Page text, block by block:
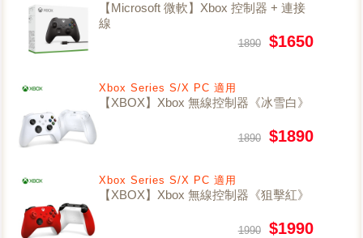
【Microsoft 微軟】Xbox 控制器 + 連接
線
1890 $1650
Xbox Series S/X PC 適用
【XBOX】Xbox 無線控制器《冰雪白》
1890 $1890
Xbox Series S/X PC 適用
【XBOX】Xbox 無線控制器《狙擊紅》
1990 $1990